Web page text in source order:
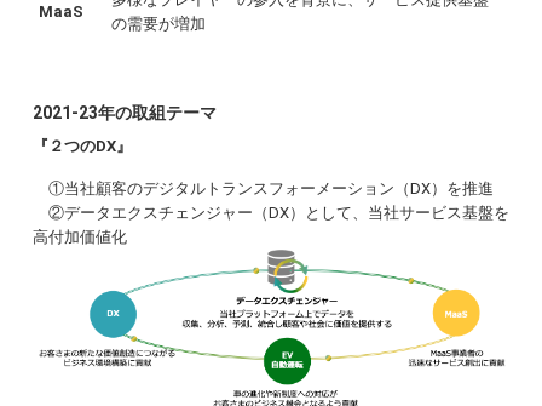
MaaS
の需要が増加
2021-23年の取組テーマ
『２つのDX』
①当社顧客のデジタルトランスフォーメーション（DX）を推進
②データエクスチェンジャー（DX）として、当社サービス基盤を
高付加価値化